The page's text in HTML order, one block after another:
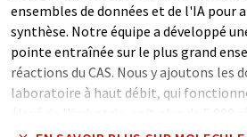
ensembles de données et de l'IA pour
synthèse. Notre équipe a développé
pointe entraînée sur le plus grand
réactions du CAS. Nous y ajoutons les
laboratoire à haut débit, qui